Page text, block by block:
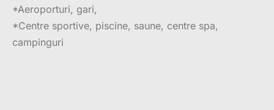
*Aeroporturi, gari,
*Centre sportive, piscine, saune, centre spa,
campinguri